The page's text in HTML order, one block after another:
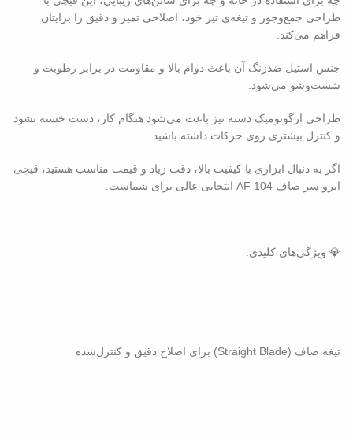
طراحی جمع‌وجور و تیغه‌ی تیز خود، اصلاحی تمیز و دقیق را برایتان
فراهم می‌کند.
جنس استیل ضدزنگ آن باعث دوام بالا و مقاومت در برابر رطوبت و
شست‌وشو می‌شود.
طراحی ارگونومیک دسته نیز باعث می‌شود هنگام کار، دست خسته نشود
و کنترل بیشتری روی حرکات داشته باشید.
اگر به دنبال ابزاری با کیفیت بالا، دقت زیاد و قیمت مناسب هستید، قیچی
ابرو سر صاف AF 104 انتخابی عالی برای شماست.
💎 ویژگی‌های کلیدی:
تیغه صاف (Straight Blade) برای اصلاح دقیق و کنترل‌شده